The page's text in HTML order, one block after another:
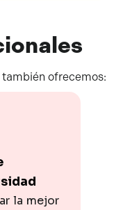
ofrecemos:
la mejor